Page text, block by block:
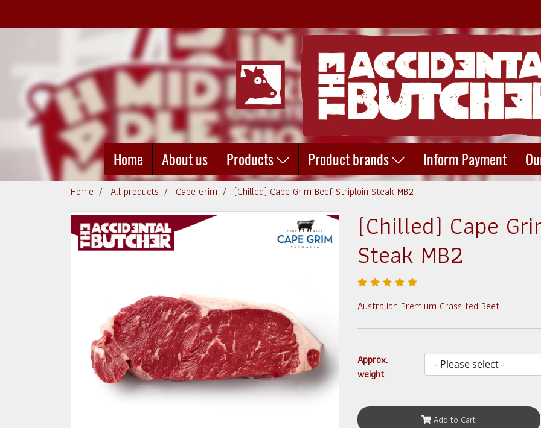
Home About us Products Product brands Inform Payment
Home All products Cape Grim (Chilled) Cape Grim Beef Striploin Steak MB2
(Chilled) Cape
Steak MB2
Australian Premium Grass fed Beef
Approx.
weight
Add to Cart